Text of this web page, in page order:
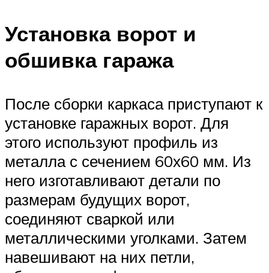
Установка ворот и
обшивка гаража
После сборки каркаса приступают к
установке гаражных ворот. Для
этого используют профиль из
металла с сечением 60х60 мм. Из
него изготавливают детали по
размерам будущих ворот,
соединяют сваркой или
металлическими уголками. Затем
навешивают на них петли,